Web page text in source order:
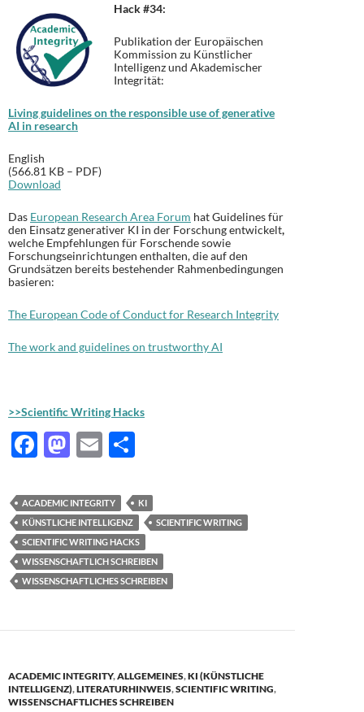
Hack #34:
Publikation der Europäischen
Kommission zu Künstlicher
Intelligenz und Akademischer
Integrität:
Living guidelines on the responsible use of generative
AI in research
English
(566.81 KB – PDF)
Download
Das European Research Area Forum hat Guidelines für
den Einsatz generativer KI in der Forschung entwickelt,
welche Empfehlungen für Forschende sowie
Forschungseinrichtungen enthalten, dieauf den
Grundsätzen bereits bestehender Rahmenbedingungen
basieren:
The European Code of Conduct for Research Integrity
The work and guidelines on trustworthy AI
>>Scientific Writing Hacks
F
e
b
o
o
k
M
to
d
o
n
E
ail le
n
ACADEMIC INTEGRITY
KI
KÜNSTLICHE INTELLIGENZ
SCIENTIFIC WRITING
SCIENTIFIC WRITING HACKS
WISSENSCHAFTLICH SCHREIBEN
WISSENSCHAFTLICHES SCHREIBEN
ACADEMIC INTEGRITY,ALLGEMEINES,KI (KÜNSTLICHE
INTELLIGENZ),LITERATURHINWEIS,SCIENTIFIC WRITING,
WISSENSCHAFTLICHES SCHREIBEN